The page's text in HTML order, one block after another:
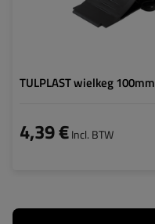
TULPLAST wielkeg 100mm
4,39 €Incl. BTW